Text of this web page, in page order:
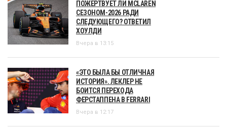
ПОЖЕРТВУЕТ ЛИ MCLAREN
СЕЗОНОМ-2026 РАДИ
СЛЕДУЮЩЕГО? ОТВЕТИЛ
ХОУЛДИ
Вчера в 13:15
«ЭТО БЫЛА БЫ ОТЛИЧНАЯ
ИСТОРИЯ». ЛЕКЛЕР НЕ
БОИТСЯ ПЕРЕХОДА
ФЕРСТАППЕНА В FERRARI
Вчера в 12:17